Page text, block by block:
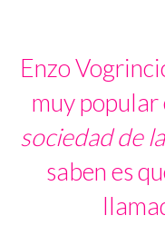
Enzo
muy
sociedad de
saben es